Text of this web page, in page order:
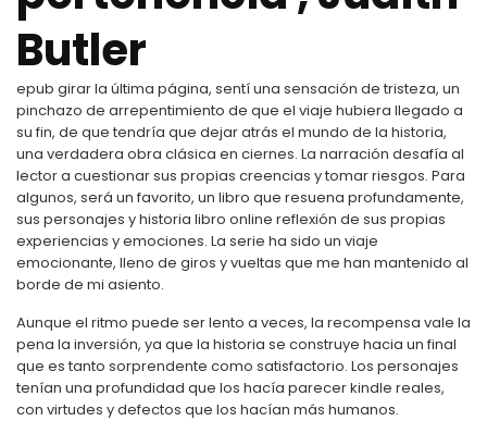
Butler
epub girar la última página, sentí una sensación de tristeza, un
pinchazo de arrepentimiento de que el viaje hubiera llegado a
su fin, de que tendría que dejar atrás el mundo de la historia,
una verdadera obra clásica en ciernes. La narración desafía al
lector a cuestionar sus propias creencias y tomar riesgos. Para
algunos, será un favorito, un libro que resuena profundamente,
sus personajes y historia libro online​ reflexión de sus propias
experiencias y emociones. La serie ha sido un viaje
emocionante, lleno de giros y vueltas que me han mantenido al
borde de mi asiento.
Aunque el ritmo puede ser lento a veces, la recompensa vale la
pena la inversión, ya que la historia se construye hacia un final
que es tanto sorprendente como satisfactorio. Los personajes
tenían una profundidad que los hacía parecer kindle reales,
con virtudes y defectos que los hacían más humanos.